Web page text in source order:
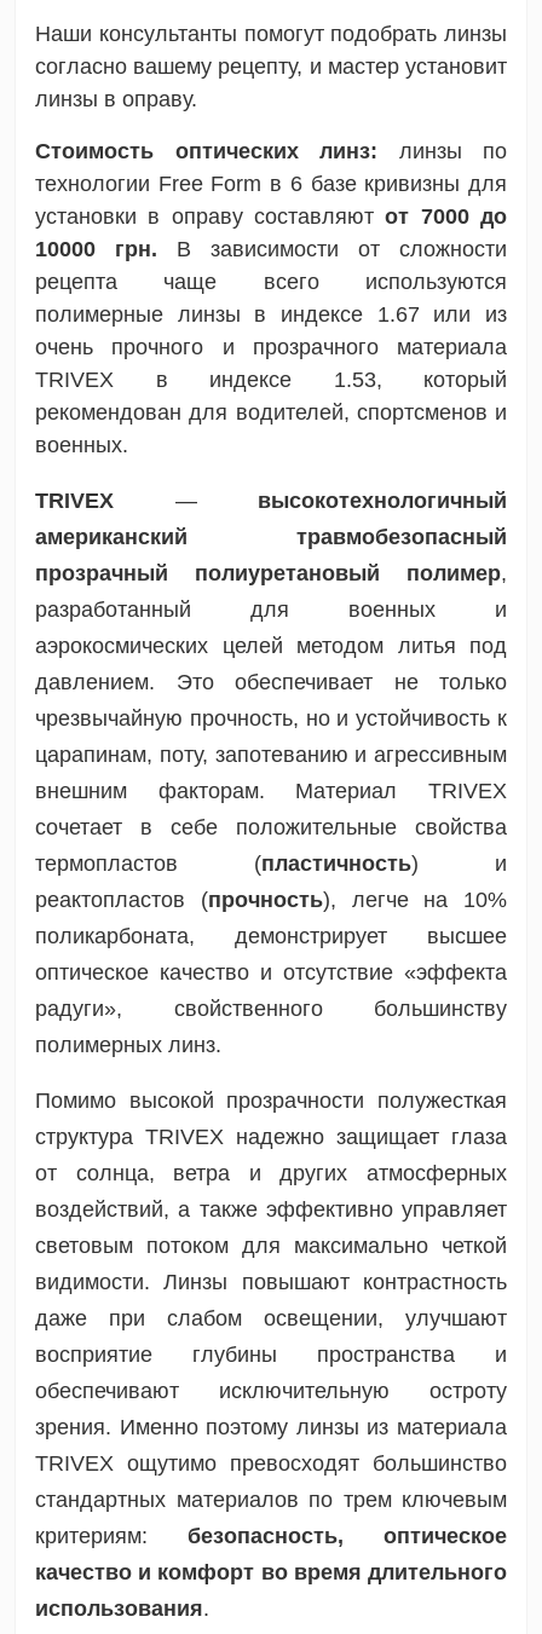
Наши консультанты помогут подобрать линзы
согласно вашему рецепту, и мастер установит
линзы в оправу.
Стоимость оптических линз: линзы по
технологии Free Form в 6 базе кривизны для
установки в оправу составляютот 7000 до
10000 грн. В зависимости от сложности
рецепта чаще всего используются
полимерные линзы в индексе 1.67 или из
очень прочного и прозрачного материала
TRIVEX в индексе 1.53, который
рекомендован для водителей, спортсменов и
военных.
TRIVEX —
высокотехнологичный
американский травмобезопасный
прозрачный полиуретановый полимер,
разработанный для военных и
аэрокосмических целей методом литья под
давлением. Это обеспечивает не только
чрезвычайную прочность, но и устойчивость к
царапинам, поту, запотеванию и агрессивным
внешним факторам. Материал TRIVEX
сочетает в себе положительные свойства
термопластов (пластичность) и
реактопластов (прочность), легче на 10%
поликарбоната, демонстрирует высшее
оптическое качество и отсутствие «эффекта
радуги», свойственного большинству
полимерных линз.
Помимо высокой прозрачности полужесткая
структура TRIVEX надежно защищает глаза
от солнца, ветра и других атмосферных
воздействий, а также эффективно управляет
световым потоком для максимально четкой
видимости. Линзы повышают контрастность
даже при слабом освещении, улучшают
восприятие глубины пространства и
обеспечивают исключительную остроту
зрения. Именно поэтому линзы из материала
TRIVEX ощутимо превосходят большинство
стандартных материалов по трем ключевым
критериям:
безопасность, оптическое
качество и комфорт во время длительного
использования.